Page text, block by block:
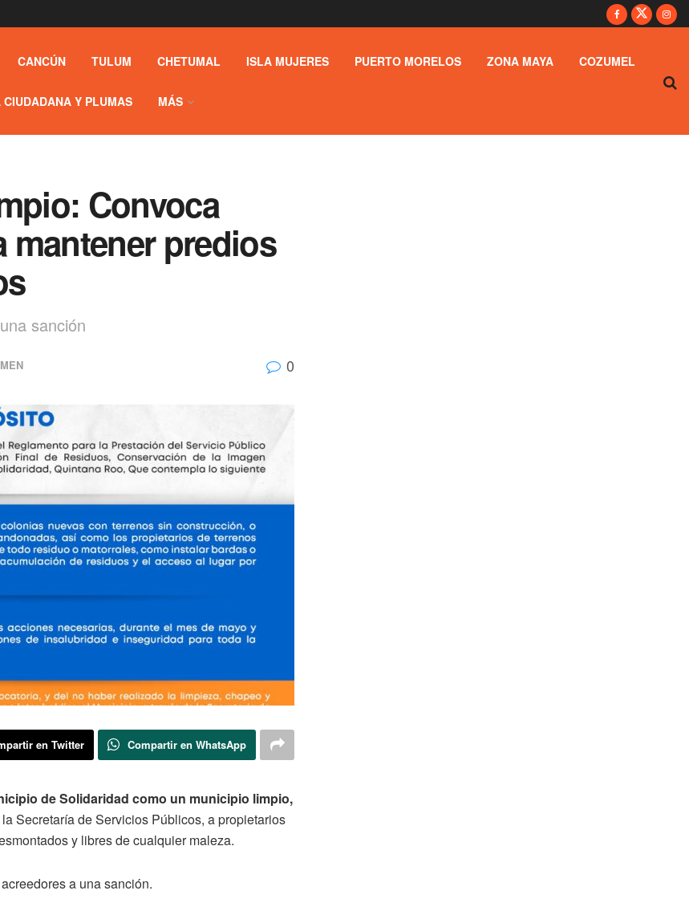
CANCÚN TULUM CHETUMAL ISLA MUJERES PUERTO MORELOS ZONA MAYA COZUMEL
CIUDADANA Y PLUMAS MÁS
Convoca
predios
sanción
0
en Twitter Compartir en WhatsApp
de Solidaridad como un municipio limpio,
Secretaría de Servicios Públicos, a propietarios
y libres de cualquier maleza.
a una sanción.